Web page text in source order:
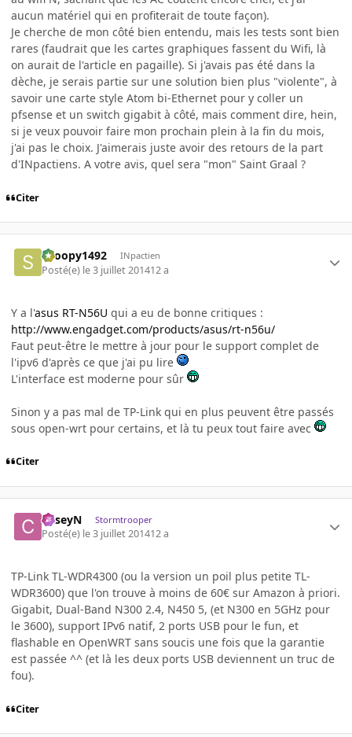
aucun matériel qui en profiterait de toute façon).
Je cherche de mon côté bien entendu, mais les tests sont bien
rares (faudrait que les cartes graphiques fassent du Wifi, là
on aurait de l'article en pagaille). Si j'avais pas été dans la
dèche, je serais partie sur une solution bien plus "violente", à
savoir une carte style Atom bi-Ethernet pour y coller un
pfsense et un switch gigabit à côté, mais comment dire, hein,
si je veux pouvoir faire mon prochain plein à la fin du mois,
j'ai pas le choix. J'aimerais juste avoir des retours de la part
d'INpactiens. A votre avis, quel sera "mon" Saint Graal ?
Citer
snoopy1492 INpactien
Posté(e) le 3 juillet 201412 a
Y a l'asus RT-N56U qui a eu de bonne critiques :
http://www.engadget.com/products/asus/rt-n56u/
Faut peut-être le mettre à jour pour le support complet de
l'ipv6 d'après ce que j'ai pu lire
L'interface est moderne pour sûr
Sinon y a pas mal de TP-Link qui en plus peuvent être passés
sous open-wrt pour certains, et là tu peux tout faire avec
Citer
CaseyN Stormtrooper
Posté(e) le 3 juillet 201412 a
TP-Link TL-WDR4300 (ou la version un poil plus petite TL-
WDR3600) que l'on trouve à moins de 60€ sur Amazon à priori.
Gigabit, Dual-Band N300 2.4, N450 5, (et N300 en 5GHz pour
le 3600), support IPv6 natif, 2 ports USB pour le fun, et
flashable en OpenWRT sans soucis une fois que la garantie
est passée ^^ (et là les deux ports USB deviennent un truc de
fou).
Citer